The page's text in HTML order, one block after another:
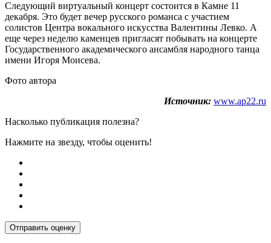
Следующий виртуальный концерт состоится в Камне 11
декабря. Это будет вечер русского романса с участием
солистов Центра вокального искусства Валентины Левко. А
еще через неделю каменцев пригласят побывать на концерте
Государственного академического ансамбля народного танца
имени Игоря Моисева.
Фото автора
Источник: www.ap22.ru
Насколько публикация полезна?
Нажмите на звезду, чтобы оценить!
Отправить оценку